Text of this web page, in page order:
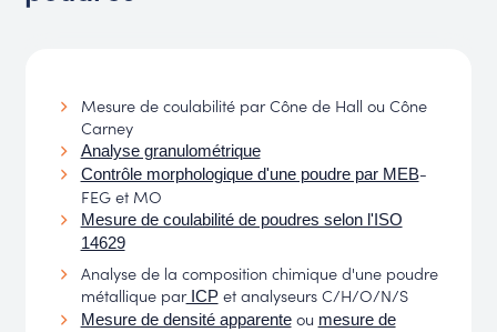
Mesure de coulabilité par Cône de Hall ou Cône
Carney
Analyse granulométrique
Contrôle morphologique d'une poudre par MEB-
FEG et MO
Mesure de coulabilité de poudres selon l'ISO
14629
Analyse de la composition chimique d'une poudre
métallique parICPet analyseurs C/H/O/N/S
Mesure de densité apparenteou mesure de